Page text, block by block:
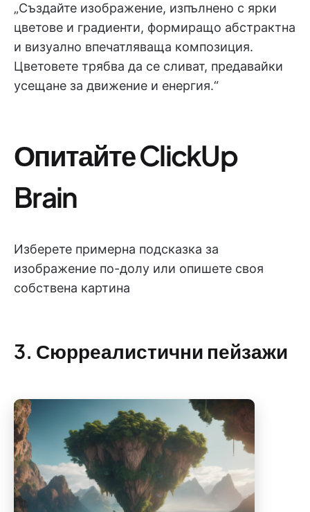
„Създайте изображение, изпълнено с ярки
цветове и градиенти, формиращо абстрактна
и визуално впечатляваща композиция.
Цветовете трябва да се сливат, предавайки
усещане за движение и енергия.“
Опитайте ClickUp
Brain
Изберете примерна подсказка за
изображение по-долу или опишете своя
собствена картина
3. Сюрреалистични пейзажи